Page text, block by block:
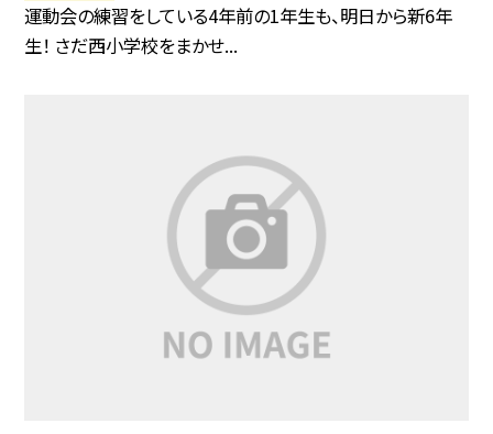
運動会の練習をしている4年前の1年生も、明日から新6年
生！ さだ西小学校をまかせ...